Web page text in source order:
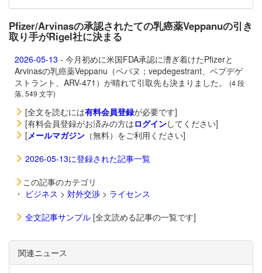
Pfizer/Arvinasの承認されたての乳癌薬Veppanuの引き
取り手がRigel社に決まる
2026-05-13 - 今月初めに米国FDA承認に漕ぎ着けたPfizerと
Arvinasの乳癌薬Veppanu（ベパヌ；vepdegestrant、ベプデゲ
ストラント、ARV-471）が晴れて引取先も決まりました。
(4 段
落, 549 文字)
[全文を読むには有料会員登録が必要です]
[有料会員登録がお済みの方はログインしてください]
[メールマガジン （無料）をご利用ください]
2026-05-13に登録された記事一覧
この記事のカテゴリ
・ ビジネス > 対外交渉 > ライセンス
全文記事サンプル [全文読める記事の一覧です]
関連ニュース